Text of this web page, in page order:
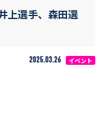
上選手、森田選
2025.03.26 イベント